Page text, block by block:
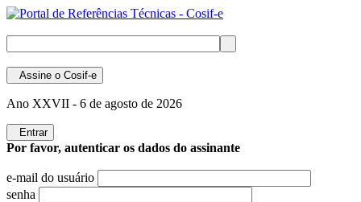
Assine o Cosif-e
Ano XXVII - 6 de agosto de 2026
Entrar
Por favor, autenticar os dados do assinante
e-mail do usuário
senha